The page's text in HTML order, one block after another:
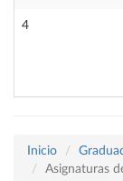
4
Inicio
Asignaturas